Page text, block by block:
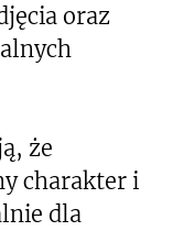
oraz
że
charakter i
dla